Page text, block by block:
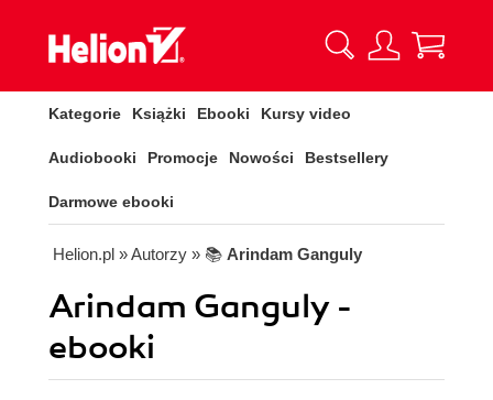
Kategorie Książki Ebooki Kursy video
Audiobooki Promocje Nowości Bestsellery
Darmowe ebooki
Helion.pl » Autorzy » 📚 Arindam Ganguly
Arindam Ganguly -
ebooki